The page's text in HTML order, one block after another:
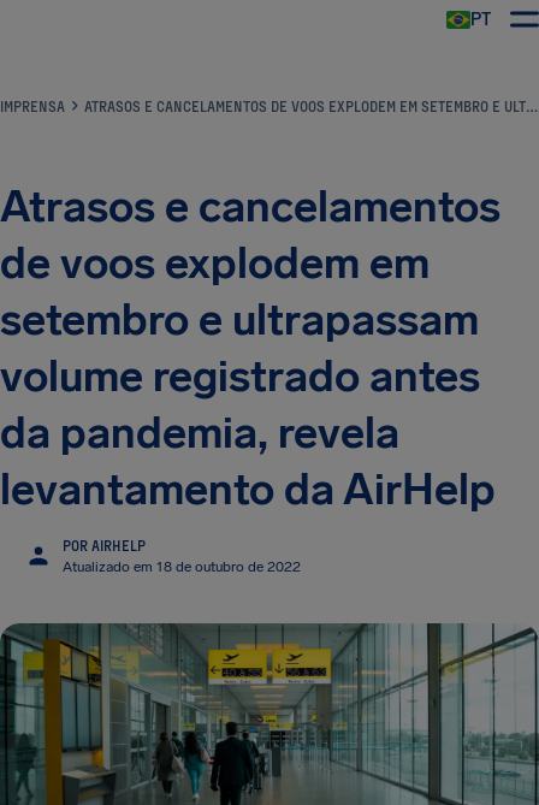
PT
IMPRENSA ATRASOS E CANCELAMENTOS DE VOOS EXPLODEM EM SETEMBRO E ULTRAPASSAM VOLUME REGISTRADO ANTES DA PANDEMIA, REVELA LEVANTAMENTO DA AIRHELP
Atrasos e cancelamentos
de voos explodem em
setembro e ultrapassam
volume registrado antes
da pandemia, revela
levantamento da AirHelp
POR AIRHELP
Atualizado em 18 de outubro de 2022